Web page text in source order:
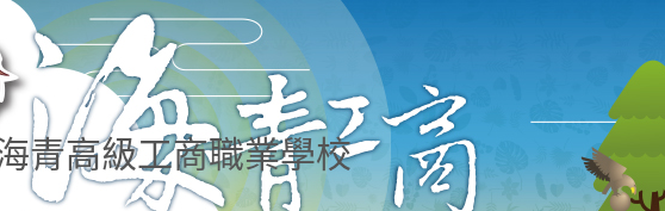
青高級工商職業學校